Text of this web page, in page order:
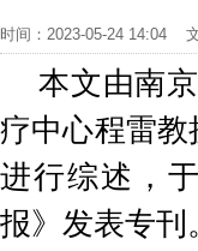
时间：2023-05-24
本文由南
疗中心程雷
进行综述，
报》发表专刊